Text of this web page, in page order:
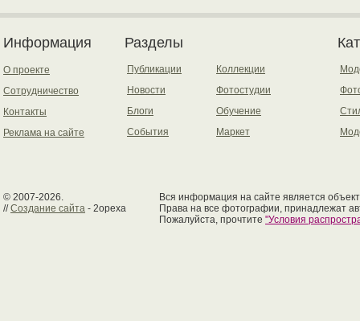
Информация
О проекте
Сотрудничество
Контакты
Реклама на сайте
Разделы
Публикации
Новости
Блоги
События
Коллекции
Фотостудии
Обучение
Маркет
© 2007-2026.
//Создание сайта - 2opexa
Вся информация на сайте является
Права на все фотографии, принадлежат
Пожалуйста, прочтите "Условия